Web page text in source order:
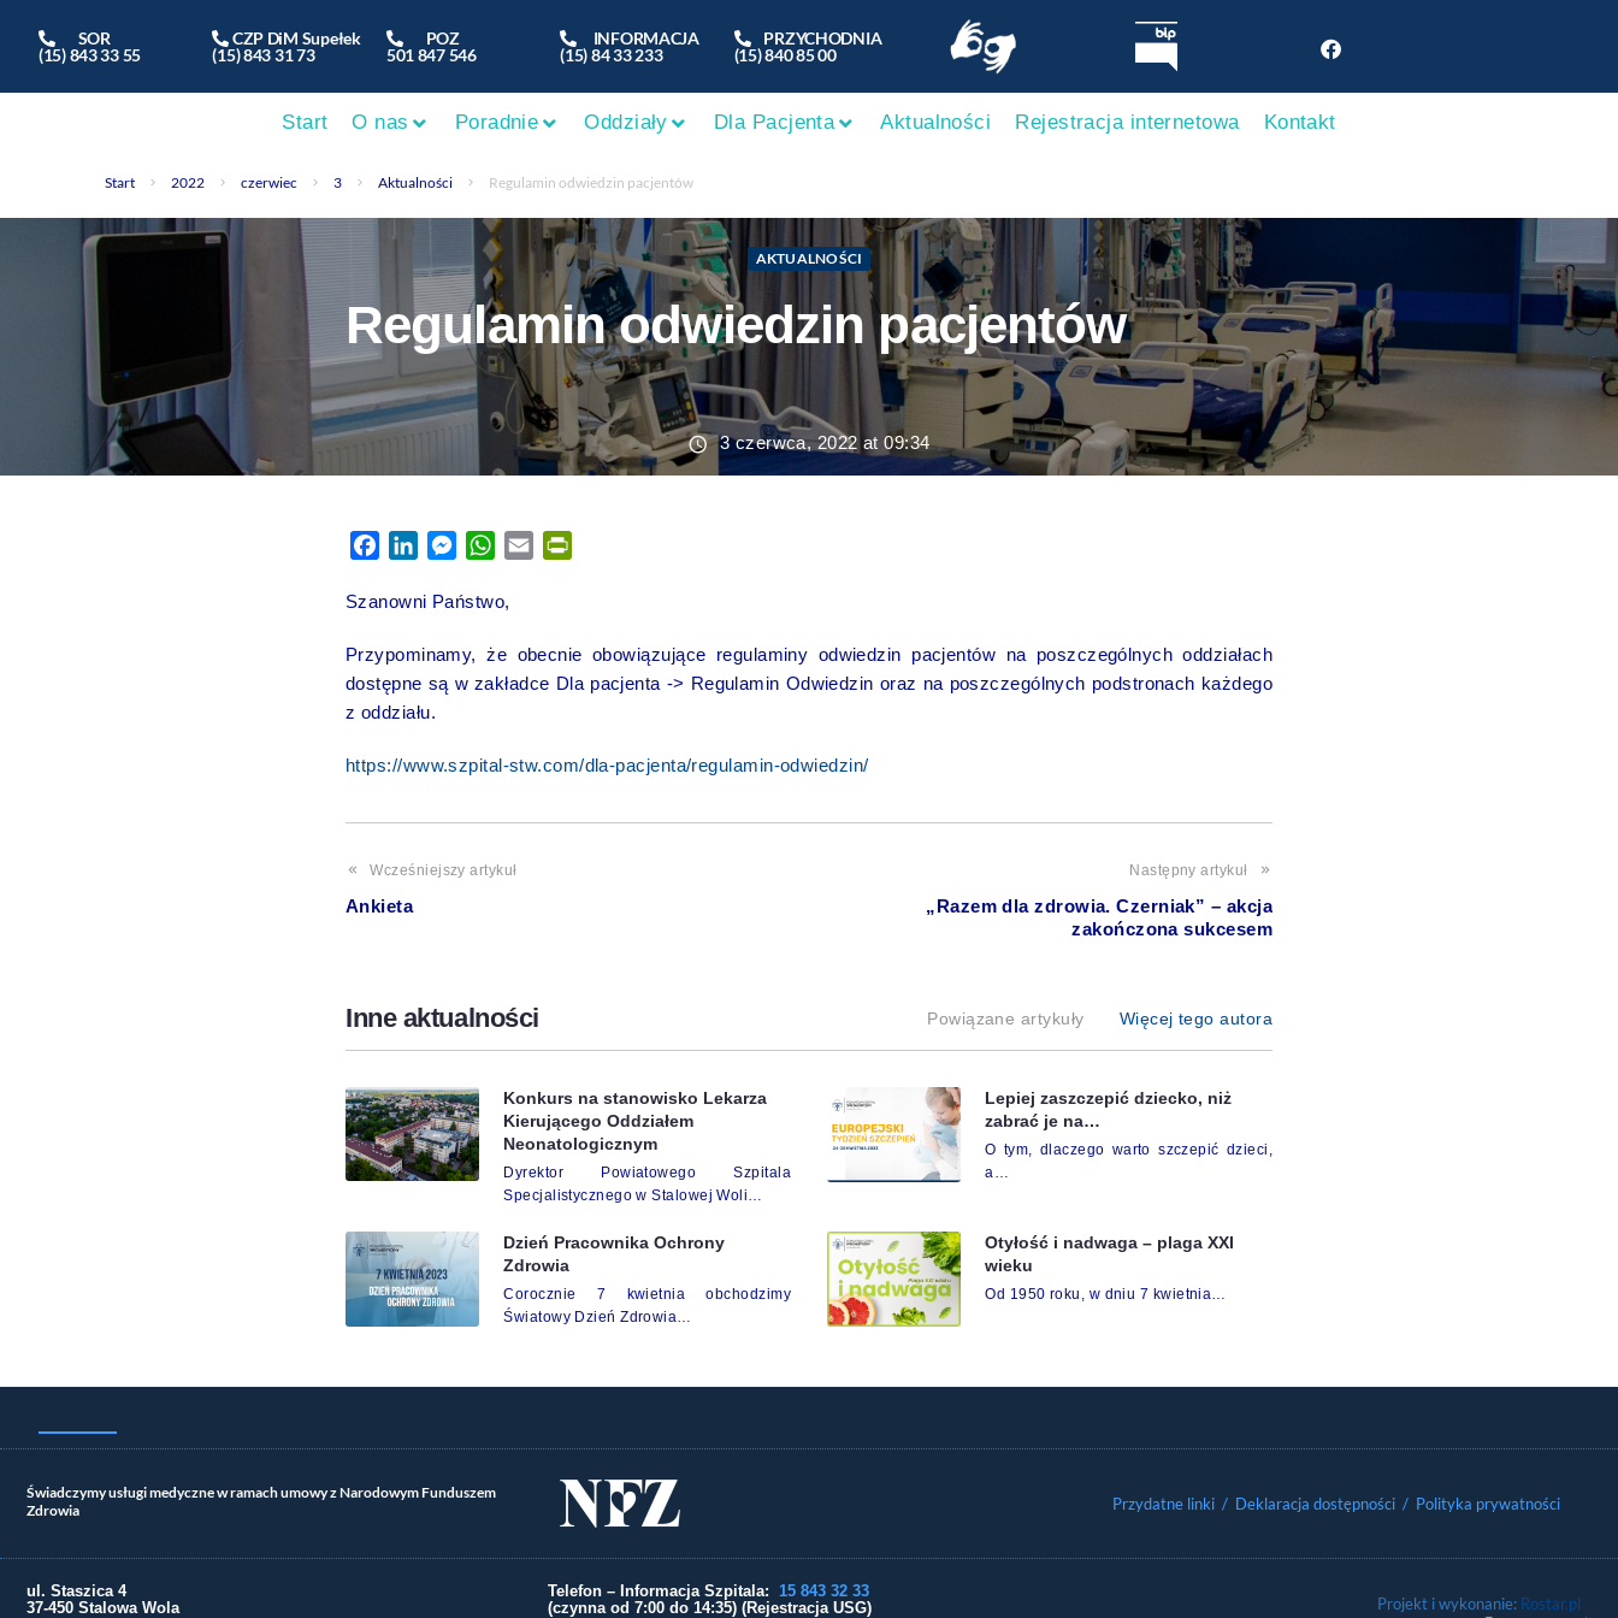
SOR
(15) 843 33 55
CZP DiM Supełek
(15) 843 31 73
POZ
501 847 546
INFORMACJA
(15) 84 33 233
PRZYCHODNIA
(15) 840 85 00
Start O nas Poradnie Oddziały Dla Pacjenta Aktualności Rejestracja internetowa Kontakt
Start 2022 czerwiec 3 Aktualności Regulamin odwiedzin pacjentów
AKTUALNOŚCI
Regulamin odwiedzin pacjentów
3 czerwca, 2022 at 09:34
FacebookLinkedInMessenger
WhatsApp
Email
Szanowni Państwo,
Przypominamy, że obecnie obowiązujące regulaminy odwiedzin pacjentów na poszczególnych oddziałach
dostępne są w zakładce Dla pacjenta -> Regulamin Odwiedzin oraz na poszczególnych podstronach każdego
z oddziału.
https://www.szpital-stw.com/dla-pacjenta/regulamin-odwiedzin/
Wcześniejszy artykuł
Ankieta
Następny artykuł
„Razem dla zdrowia. Czerniak” – akcja
zakończona sukcesem
Inne aktualności Powiązane artykuły Więcej tego autora
Konkurs na stanowisko Lekarza
Kierującego Oddziałem
Neonatologicznym
Dyrektor Powiatowego Szpitala
Specjalistycznego w Stalowej Woli…
Lepiej zaszczepić dziecko, niż
zabrać je na…
O tym, dlaczego warto szczepić dzieci,
a…
Dzień Pracownika Ochrony
Zdrowia
Corocznie 7 kwietnia obchodzimy
Światowy Dzień Zdrowia…
Otyłość i nadwaga – plaga XXI
wieku
Od 1950 roku, w dniu 7 kwietnia…
Świadczymy usługi medyczne w ramach umowy z Narodowym Funduszem
Zdrowia
Przydatne linki / Deklaracja dostępności / Polityka prywatności
ul. Staszica 4
37-450 Stalowa Wola
Telefon – Informacja Szpitala: 15 843 32 33
(czynna od 7:00 do 14:35) (Rejestracja USG)
Projekt i wykonanie: Rostar.pl